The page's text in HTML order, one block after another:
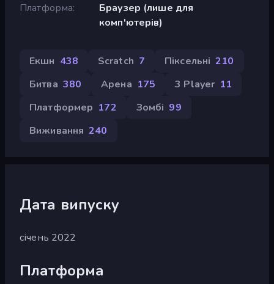
Платформа
Браузер (лише для
комп'ютерів)
Екшн 438 Scratch 7 Піксельні 210
Битва 380 Арена 175 3 Player 11
Платформер 172 Зомбі 99
Виживання 240
Дата випуску
січень 2022
Платформа